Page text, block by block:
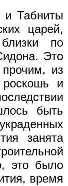
и Табниты
царей,
по
Это
из
и
быть
занята
это было
время